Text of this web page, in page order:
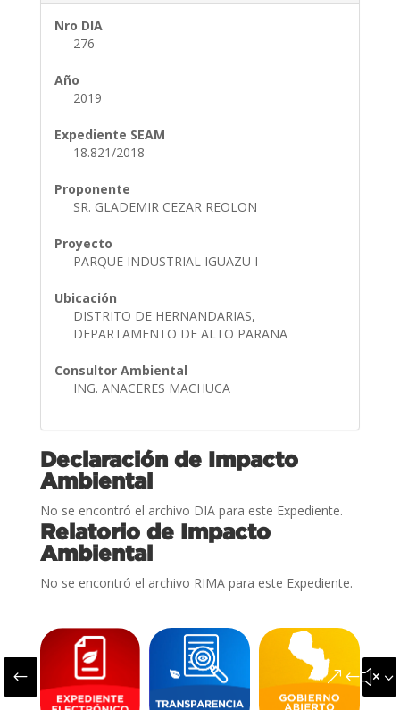
Nro DIA
276
Año
2019
Expediente SEAM
18.821/2018
Proponente
SR. GLADEMIR CEZAR REOLON
Proyecto
PARQUE INDUSTRIAL IGUAZU I
Ubicación
DISTRITO DE HERNANDARIAS,
DEPARTAMENTO DE ALTO PARANA
Consultor Ambiental
ING. ANACERES MACHUCA
Declaración de Impacto
Ambiental
No se encontró el archivo DIA para este Expediente.
Relatorio de Impacto
Ambiental
No se encontró el archivo RIMA para este Expediente.
#